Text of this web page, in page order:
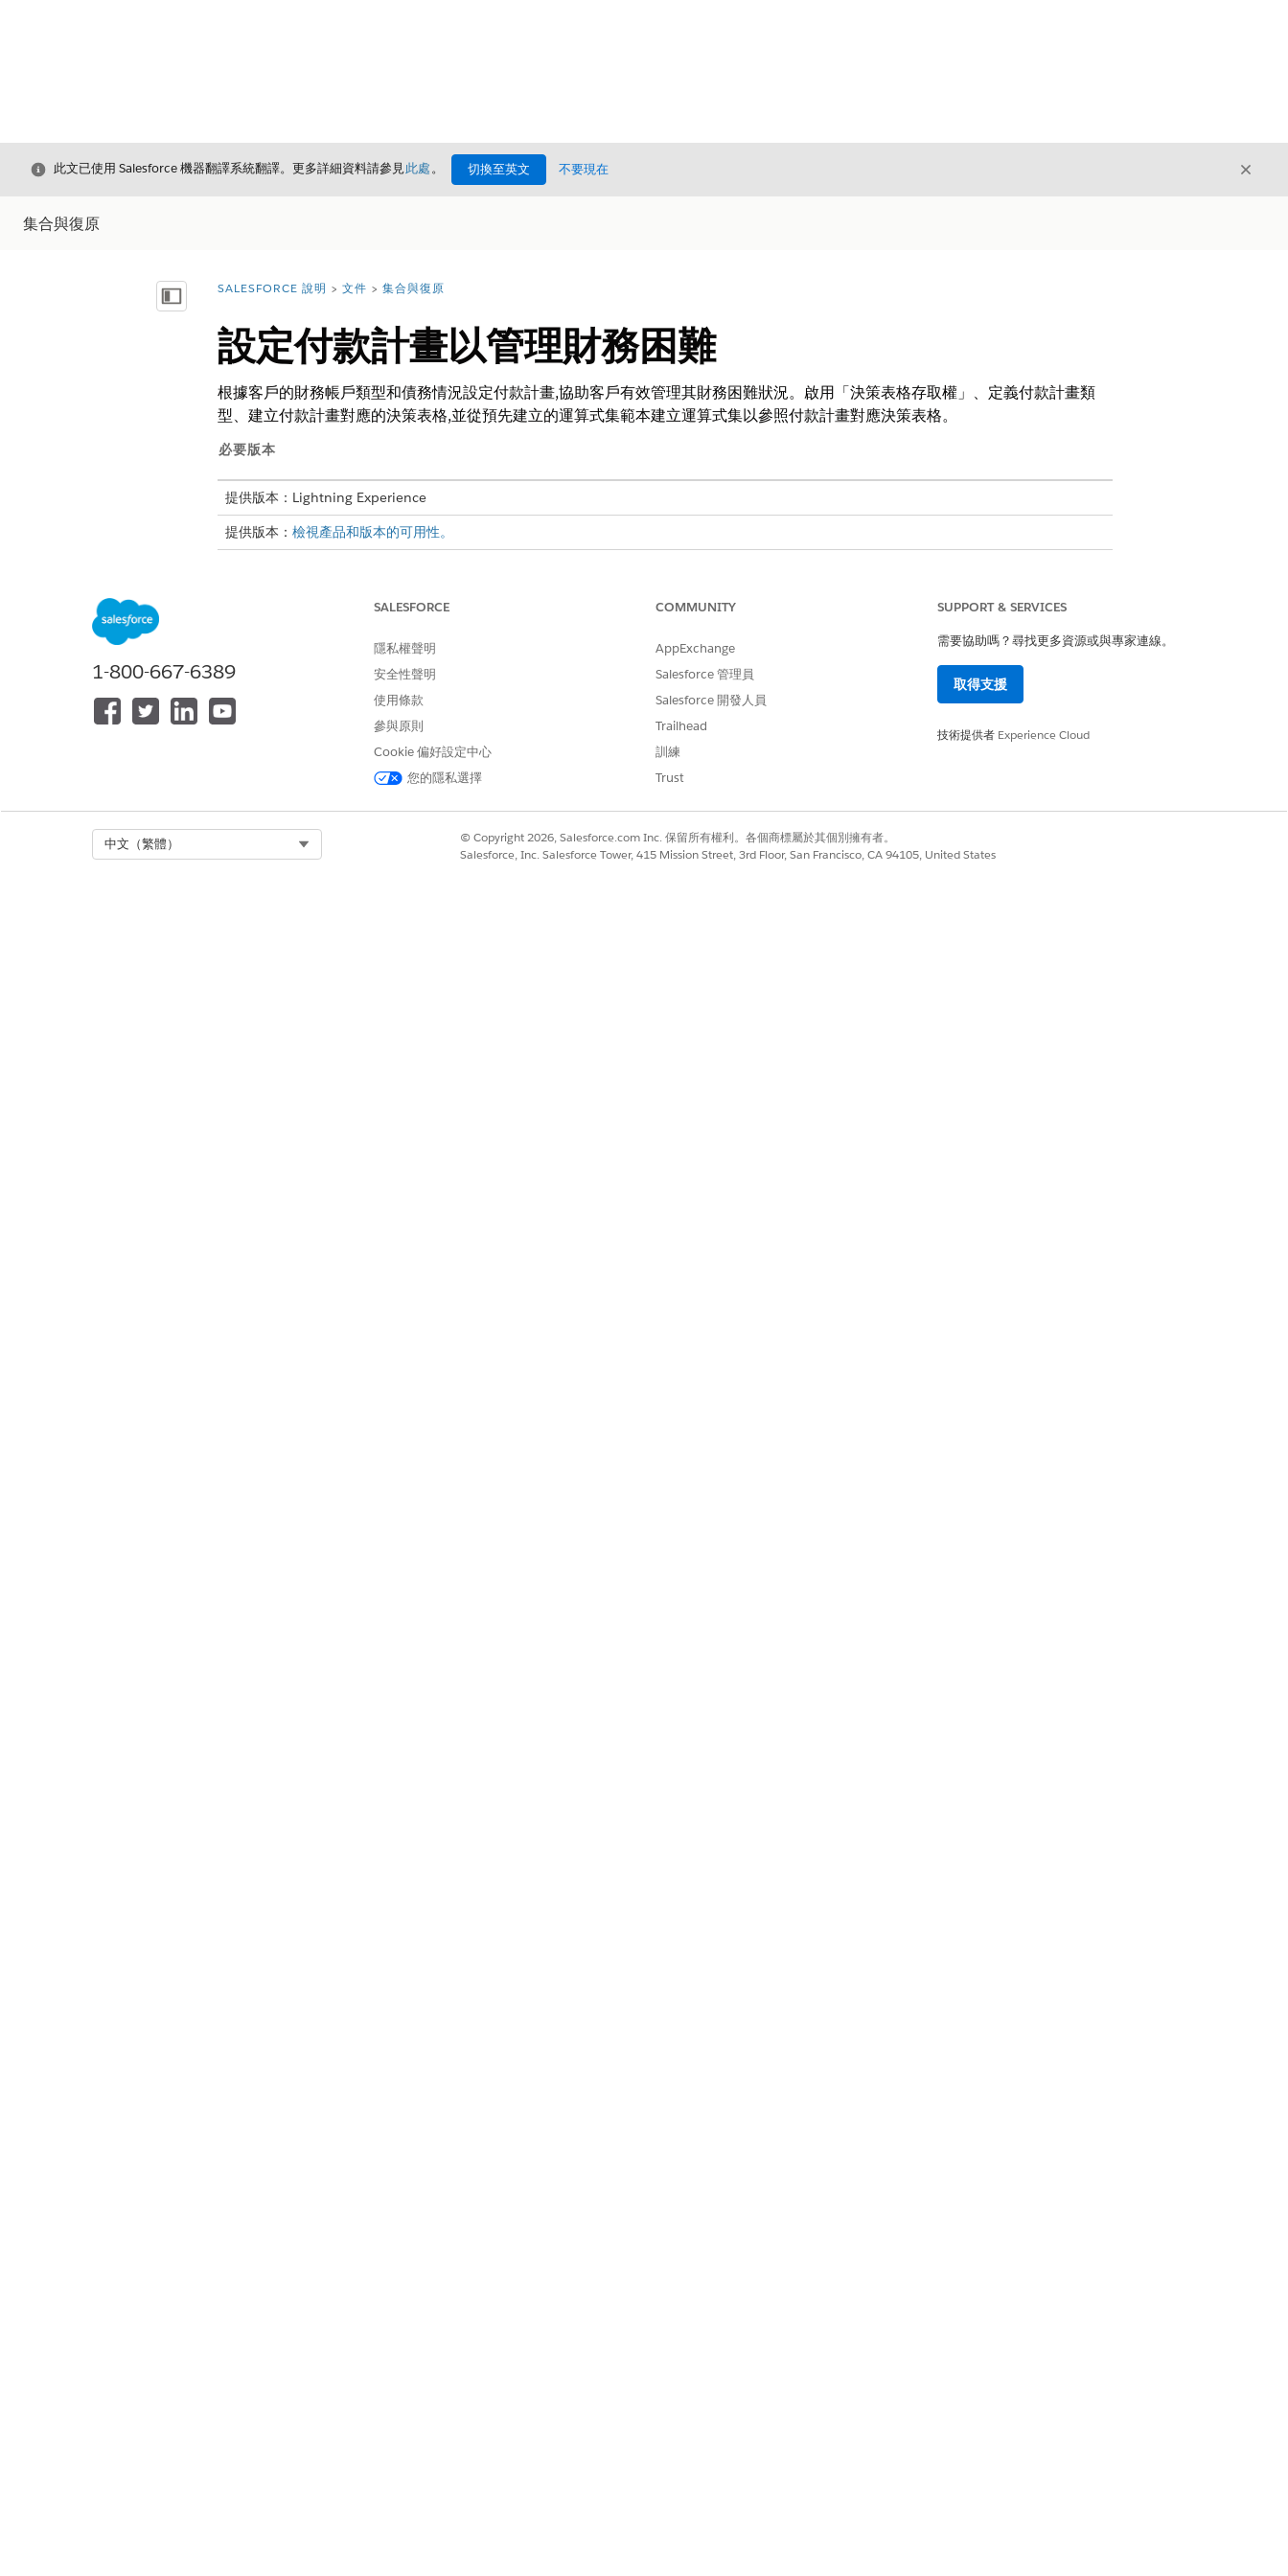
結束
此文已使用 Salesforce 機器翻譯系統翻譯。更多詳細資料請參見此處。 切換至英文 不要現在 結束
集合與復原
顯示目錄 您位於此處：
SALESFORCE 說明 文件 集合與復原
設定付款計畫以管理財務困難
根據客戶的財務帳戶類型和債務情況設定付款計畫,協助客戶有效管理其財務困難狀況。啟用「決策表格存取權」、定義付款計畫類
型、建立付款計畫對應的決策表格,並從預先建立的運算式集範本建立運算式集以參照付款計畫對應決策表格。
必要版本
提供版本：Lightning Experience
提供版本： 檢視產品和版本的可用性。
啟用集合的決策表格存取權
定義建立付款計畫的付款計畫類型
若要協助客戶在財務困難期間滿足其付款承諾,請務必針對其財務帳戶類型和債務情況提供彈性的付款選項。若要協助進行此操作,請建立付款排程分
佈方法,以及對應的付款排程處理記錄,以及付款排程處理詳細資料記錄。
建立付款計畫對應的決策表格
使用預先定義的範本建立決策表。決策表可協助您根據客戶的財務帳戶類型和債務情況對應付款計畫類型。建立具有財務帳戶類型的 CSV 檔案,以對
應付款計畫類型詳細資料。將此 CSV 檔案新增至決策表格。
1-800-667-6389
SALESFORCE
隱私權聲明
安全性聲明
使用條款
參與原則
Cookie 偏好設定中心
您的隱私選擇
COMMUNITY
AppExchange
Salesforce 管理員
Salesforce 開發人員
Trailhead
訓練
Trust
SUPPORT & SERVICES
需要協助嗎？尋找更多資源或與專家連線。
取得支援
技術提供者 Experience Cloud
中文（繁體）
© Copyright 2026, Salesforce.com Inc. 保留所有權利。各個商標屬於其個別擁有者。
Salesforce, Inc. Salesforce Tower, 415 Mission Street, 3rd Floor, San Francisco, CA 94105, United States